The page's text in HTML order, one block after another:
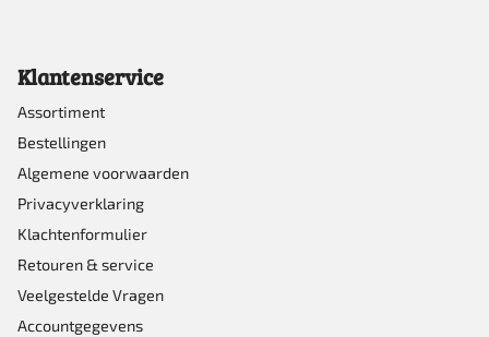
Klantenservice
Assortiment
Bestellingen
Algemene voorwaarden
Privacyverklaring
Klachtenformulier
Retouren & service
Veelgestelde Vragen
Accountgegevens